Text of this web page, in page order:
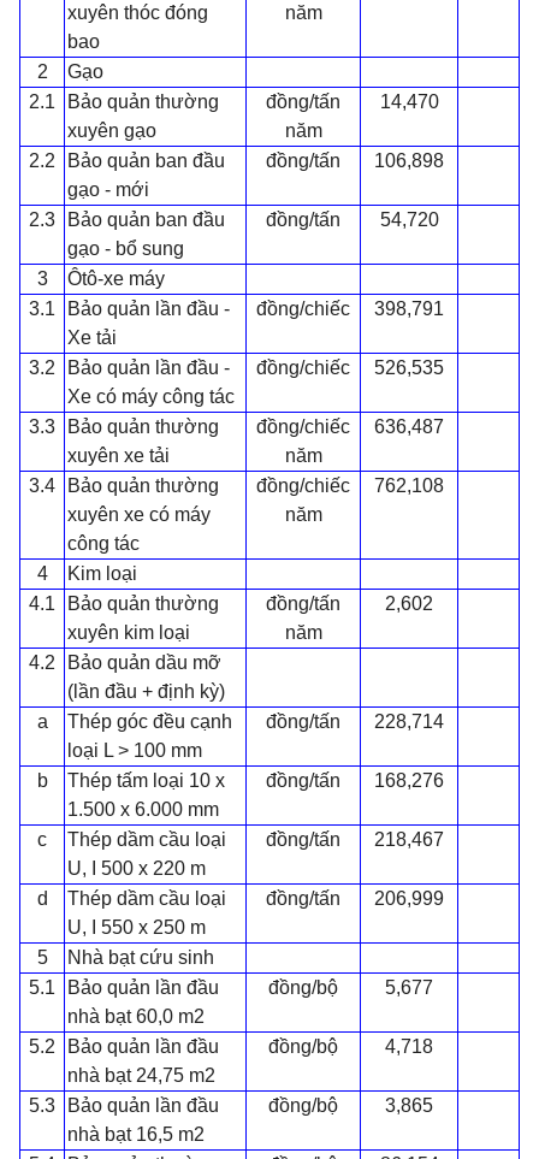
xuyên thóc đóng
bao
năm
2
Gạo
2.1
Bảo quản thường
xuyên gạo
đồng/tấn
năm
14,470
2.2
Bảo quản ban đầu
gạo - mới
đồng/tấn 106,898
2.3
Bảo quản ban đầu
gạo - bổ sung
đồng/tấn 54,720
3
Ôtô-xe máy
3.1
Bảo quản lần đầu -
Xe tải
đồng/chiếc 398,791
3.2 Bảo quản lần đầu -
Xe có máy công tác
đồng/chiếc 526,535
3.3
Bảo quản thường
xuyên xe tải
đồng/chiếc
năm
636,487
3.4
Bảo quản thường
xuyên xe có máy
công tác
đồng/chiếc
năm
762,108
4
Kim loại
4.1
Bảo quản thường
xuyên kim loại
đồng/tấn
năm
2,602
4.2
Bảo quản dầu mỡ
(lần đầu + định kỳ)
a
Thép góc đều cạnh
loại L > 100 mm
đồng/tấn 228,714
b
Thép tấm loại 10 x
1.500 x 6.000 mm
đồng/tấn 168,276
c
Thép dầm cầu loại
U, I 500 x 220 m
đồng/tấn 218,467
d
Thép dầm cầu loại
U, I 550 x 250 m
đồng/tấn 206,999
5
Nhà bạt cứu sinh
5.1
Bảo quản lần đầu
nhà bạt 60,0 m2
đồng/bộ 5,677
5.2
Bảo quản lần đầu
nhà bạt 24,75 m2
đồng/bộ 4,718
5.3
Bảo quản lần đầu
nhà bạt 16,5 m2
đồng/bộ 3,865